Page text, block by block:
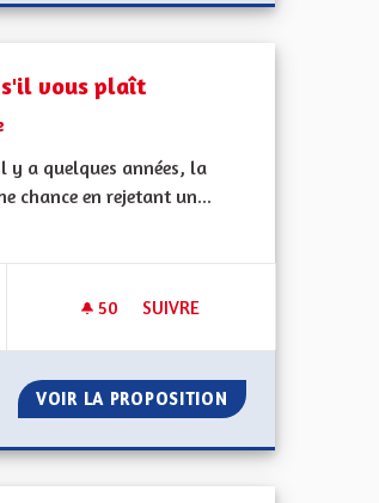
s'il vous plaît
y a quelques années, la
chance en rejetant un...
: Autres
50 50 ABONNÉS
SUIVRE
VOIR LA PROPOSITION UN PEU DE